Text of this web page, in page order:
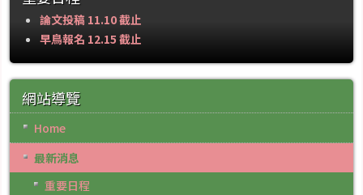
論文投稿 11.10 截止
早鳥報名 12.15 截止
網站導覽
Home
最新消息
重要日程